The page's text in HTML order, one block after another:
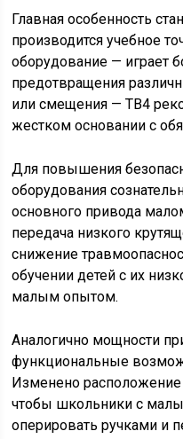
Главная особенность
производится учебное
оборудование — играет
предотвращения
или смещения — ТВ4
жестком основании с
Для повышения
оборудования
основного привода
передача низкого
снижение
обучении детей с их
малым опытом.
Аналогично мощности
функциональные
Изменено
чтобы школьники с
оперировать ручками и